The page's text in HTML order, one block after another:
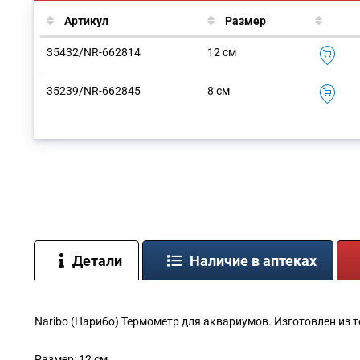
Артикул Размер
35432/NR-662814 12 см
35239/NR-662845 8 см
Детали Наличие в аптеках
Naribo (Нарибо) Термометр для аквариумов. Изготовлен из